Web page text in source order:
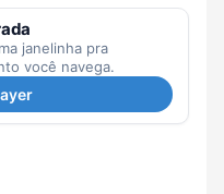
janelinha pra
você navega.